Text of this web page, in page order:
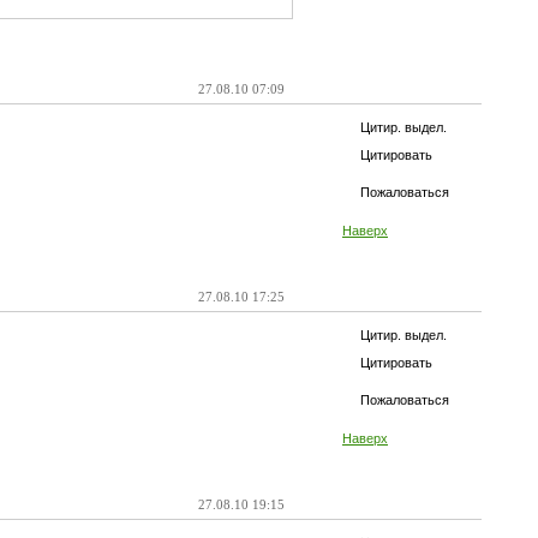
27.08.10 07:09
Цитир. выдел.
Цитировать
Пожаловаться
Наверх
27.08.10 17:25
Цитир. выдел.
Цитировать
Пожаловаться
Наверх
27.08.10 19:15